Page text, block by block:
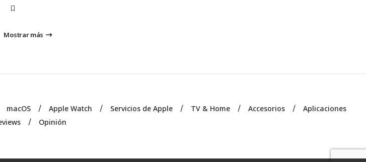
Mostrar más
macOS Apple Watch Servicios de Apple TV & Home Accesorios
Aplicaciones
Opinión